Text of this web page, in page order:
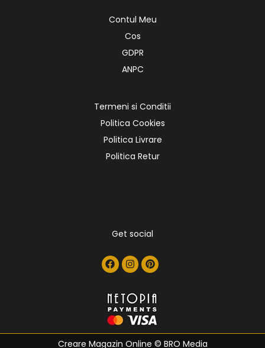
Contul Meu
Cos
GDPR
ANPC
Termeni si Conditii
Politica Cookies
Politica Livrare
Politica Retur
Get social
Creare Magazin Online © BRO Media